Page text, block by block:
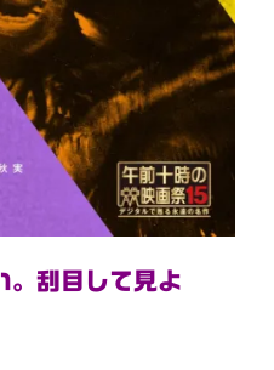
。刮目して見よ